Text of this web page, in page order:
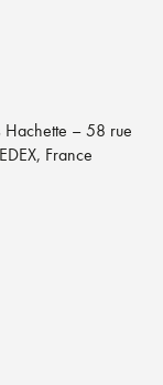
Hachette – 58 rue
France